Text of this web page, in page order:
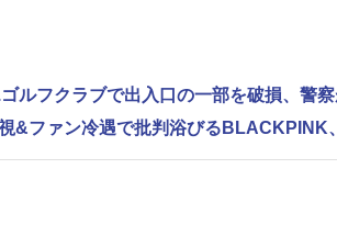
ルフクラブで出入口の一部を破損、警
&ファン冷遇で批判浴びるBLACKPINK